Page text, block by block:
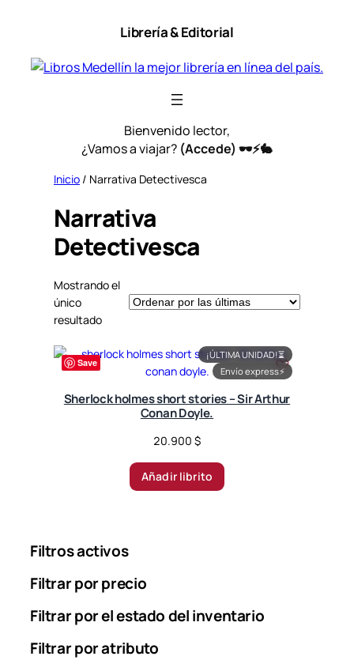
contenido
Librería & Editorial
Bienvenido lector,
¿Vamos a viajar? (Accede) 🕶️⚡🐇
Inicio / Narrativa Detectivesca
Narrativa
Detectivesca
Mostrando el
único
resultado
Save
¡ÚLTIMA UNIDAD!⏳
Envío express⚡
Sherlock holmes short stories – Sir Arthur
Conan Doyle.
20.900 $
Añadir librito
Filtros activos
Filtrar por precio
Filtrar por el estado del inventario
Filtrar por atributo